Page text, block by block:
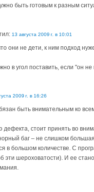
быть готовым к разным
13 августа 2009 г. в 10:01
они не дети, к ним подход
в угол поставить, если "он
2009 г. в 16:26
быть внимательным ко
дефекта, стоит принять во
баг – не слишком
в большом количестве. С
эти шероховатости). И ее